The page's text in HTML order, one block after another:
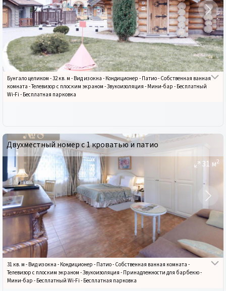
Бунгало целиком -32 кв. м - Вид из окна - Кондиционер - Патио- Собственная ванная
комната -Телевизор с плоским экраном -Звукоизоляция - Мини-бар - Бесплатный
Wi-Fi - Бесплатная парковка
Двухместный номер с 1 кроватью и патио
31 м2
31 кв. м - Вид из окна - Кондиционер - Патио- Собственная ванная комната -
Телевизор с плоским экраном -Звукоизоляция - Принадлежности для барбекю-
Мини-бар - Бесплатный Wi-Fi - Бесплатная парковка